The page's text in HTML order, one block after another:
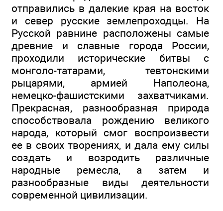
отправились в далекие края на восток
и север русские землепроходцы. На
Русской равнине расположены самые
древние и славные города России,
проходили исторические битвы с
монголо-татарами, тевтонскими
рыцарями, армией Наполеона,
немецко-фашистскими захватчиками.
Прекрасная, разнообразная природа
способствовала рождению великого
народа, который смог воспроизвести
ее в своих творениях, и дала ему силы
создать и возродить различные
народные ремесла, а затем и
разнообразные виды деятельности
современной цивилизации.